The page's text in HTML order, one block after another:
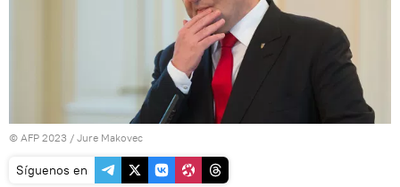
© AFP 2023 / Jure Makovec
Síguenos en